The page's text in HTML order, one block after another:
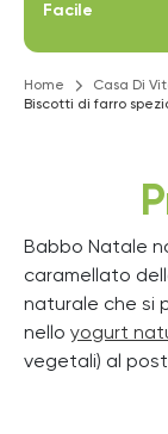
Facile
Home Casa Di
Biscotti di farro
Babbo Natale
caramellato
naturale che si
nello yogurt
vegetali) al